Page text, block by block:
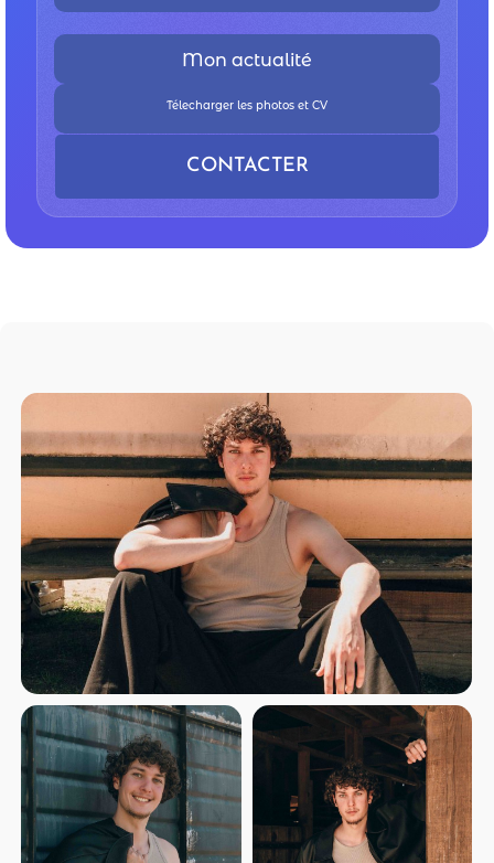
Mon actualité
Télecharger les photos et CV
CONTACTER